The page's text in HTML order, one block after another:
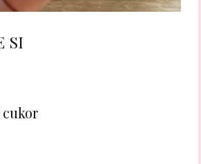
SI